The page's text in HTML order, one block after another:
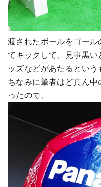
渡されたボールをゴー
てキックして、見事黒
ッズなどがあたるという
ちなみに筆者はど真ん中
ったので、